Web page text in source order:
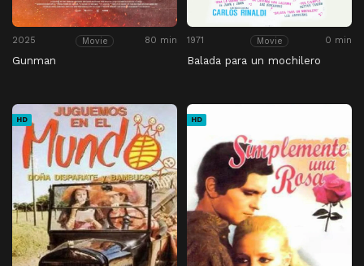
2025 Movie 80 min
Gunman
1971 Movie 0 min
Balada para un mochilero
HD HD